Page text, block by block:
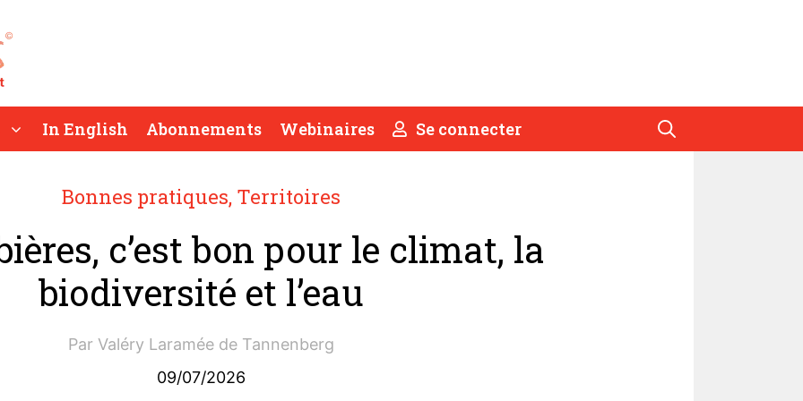
In English Abonnements Webinaires Se connecter
Bonnes pratiques, Territoires
c’est bon pour le climat, la
biodiversité et l’eau
Par Valéry Laramée de Tannenberg
09/07/2026